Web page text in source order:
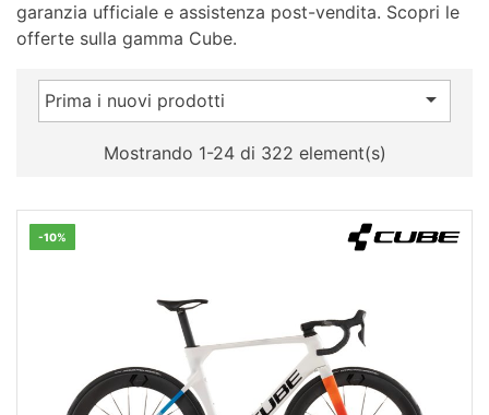
garanzia ufficiale e assistenza post-vendita. Scopri le
offerte sulla gamma Cube.
Prima i nuovi prodotti 
Mostrando 1-24 di 322 element(s)
-10%